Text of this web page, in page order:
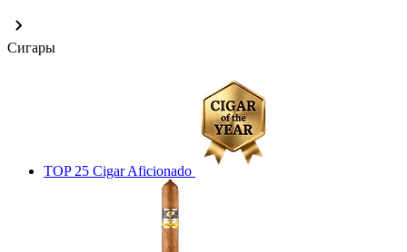
Сигары
TOP 25 Cigar Aficionado